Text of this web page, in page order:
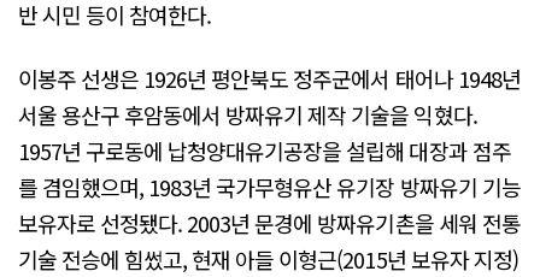
반 시민 등이 참여한다.
이봉주 선생은 1926년 평안북도 정주군에서 태어나 1948년
서울 용산구 후암동에서 방짜유기 제작 기술을 익혔다.
1957년 구로동에 납청양대유기공장을 설립해 대장과 점주
를 겸임했으며, 1983년 국가무형유산 유기장 방짜유기 기능
보유자로 선정됐다. 2003년 문경에 방짜유기촌을 세워 전통
기술 전승에 힘썼고, 현재 아들 이형근(2015년 보유자 지정)